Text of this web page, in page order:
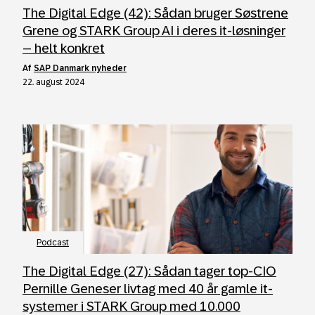
The Digital Edge (42): Sådan bruger Søstrene
Grene og STARK Group AI i deres it-løsninger
– helt konkret
af SAP Danmark nyheder
22. august 2024
Podcast
The Digital Edge (27): Sådan tager top-CIO
Pernille Geneser livtag med 40 år gamle it-
systemer i STARK Group med 10.000